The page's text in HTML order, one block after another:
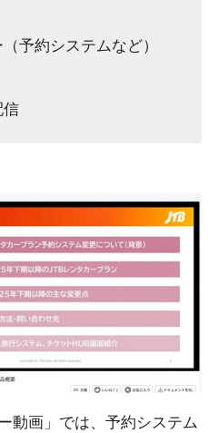
予約システムなど）
信
動画」では、予約システム